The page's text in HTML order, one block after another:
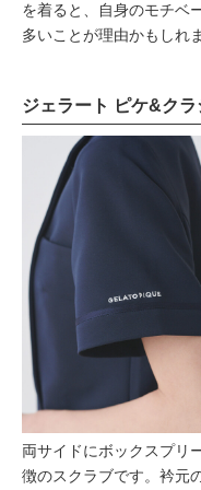
を着ると、自身のモチベ
多いことが理由かもしれ
ジェラート ピケ&ク
両サイドにボックスプリ
徴のスクラブです。衿元